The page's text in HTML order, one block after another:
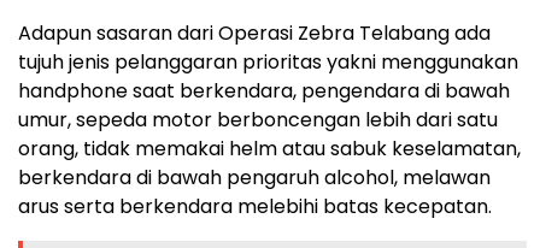
Adapun sasaran dari Operasi Zebra Telabang ada
tujuh jenis pelanggaran prioritas yakni menggunakan
handphone saat berkendara, pengendara di bawah
umur, sepeda motor berboncengan lebih dari satu
orang, tidak memakai helm atau sabuk keselamatan,
berkendara di bawah pengaruh alcohol, melawan
arus serta berkendara melebihi batas kecepatan.